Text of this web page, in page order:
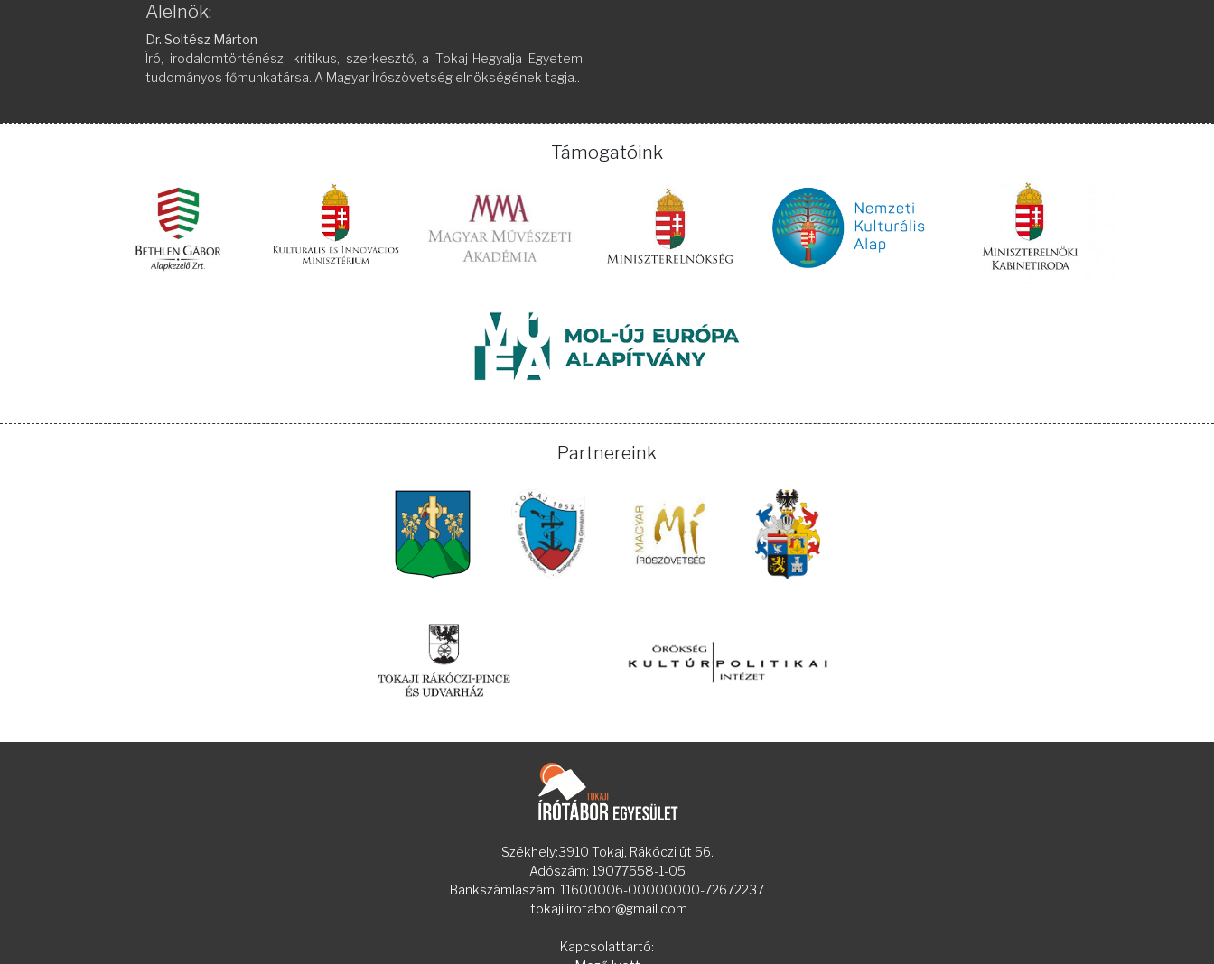
Alelnök:
Dr. Soltész Márton
Író, irodalomtörténész, kritikus, szerkesztő, a Tokaj-Hegyalja Egyetem
tudományos főmunkatársa. A Magyar Írószövetség elnökségének tagja..
Támogatóink
Partnereink
Székhely:3910 Tokaj, Rákóczi út 56.
Adószám: 19077558-1-05
Bankszámlaszám: 11600006-00000000-72672237
tokaji.irotabor@gmail.com
Kapcsolattartó: